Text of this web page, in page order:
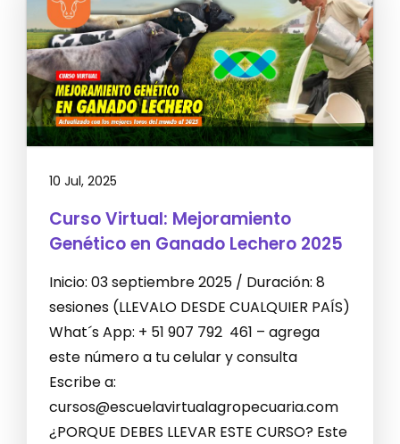
10 Jul, 2025
Curso Virtual: Mejoramiento
Genético en Ganado Lechero 2025
Inicio: 03 septiembre 2025 / Duración: 8
sesiones (LLEVALO DESDE CUALQUIER PAÍS)
What´s App: + 51 907 792 461 – agrega
este número a tu celular y consulta
Escribe a:
cursos@escuelavirtualagropecuaria.com
¿PORQUE DEBES LLEVAR ESTE CURSO? Este